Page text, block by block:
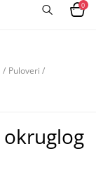
0
/ Puloveri /